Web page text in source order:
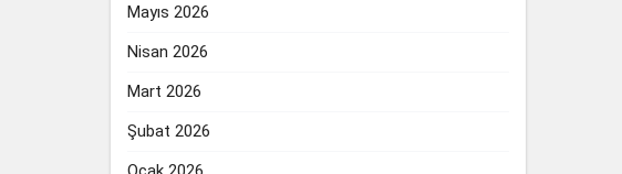
Mayıs 2026
Nisan 2026
Mart 2026
Şubat 2026